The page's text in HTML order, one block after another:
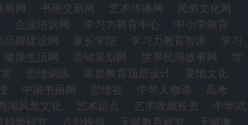
画网 书画交易网 艺术传播网
民俗文化网
企业培训网 学习力教育中心
中小学教育
品牌建设网 家长学院 学习力教育智库
学习
健康生活网 营销策划网 世界民间故事网
世
思维训练 家庭教育顶层设计
爱情文化
中国书画网 思维谷 中华人物谱
高考
湖风景文化 艺术起点 艺术收藏投资
中华武